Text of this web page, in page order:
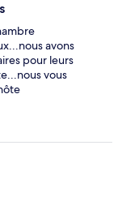
avons
pour leurs
vous